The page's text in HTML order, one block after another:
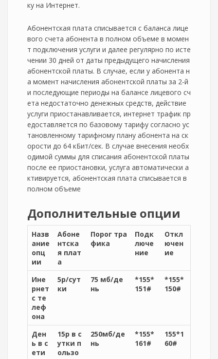
ку на Интернет.
Абонентская плата списывается с баланса лице
вого счета абонента в полном объеме в момен
т подключения услуги и далее регулярно по исте
чении 30 дней от даты предыдущего начисления
абонентской платы. В случае, если у абонента н
а момент начисления абонентской платы за 2-й
и последующие периоды на балансе лицевого сч
ета недостаточно денежных средств, действие
услуги приостанавливается, интернет трафик пр
едоставляется по базовому тарифу согласно ус
тановленному тарифному плану абонента на ск
орости до 64 кБит/сек. В случае внесения необх
одимой суммы для списания абонентской платы
после ее приостановки, услуга автоматически а
ктивируется, абонентская плата списывается в
полном объеме
Дополнительные опции
Назв
ание
опц
ии
Абоне
нтска
я плат
а
Порог тра
фика
Подк
люче
ние
Откл
ючен
ие
Ине
рнет
с те
леф
она
5р/сут
ки
75 мб/де
нь
*155*
151#
*155*
150#
Ден
ь в с
ети
15р в с
утки п
ользо
250мб/де
нь
*155*
161#
155*1
60#